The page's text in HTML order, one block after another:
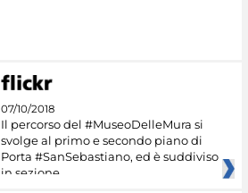
07/10/2018
Il percorso del #MuseoDelleMura si
svolge al primo e secondo piano di
Porta #SanSebastiano, ed è suddiviso
in sezione